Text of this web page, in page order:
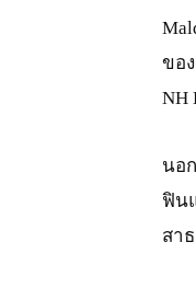
ขอ
NH
นอ
ฟิน
สา